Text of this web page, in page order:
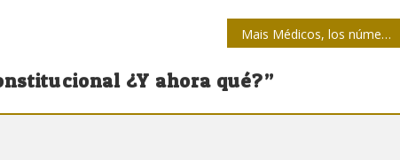
Mais Médicos, los números y la salud del pueblo
¿Y ahora qué?”